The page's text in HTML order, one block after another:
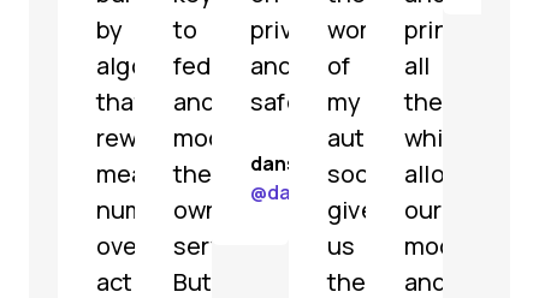
by
algorithms
that
reward
meaningless
numbers
over
actual
to
federate
and
moderate
their
own
servers.
But
privacy
and
safety.
dansup
@dansup@mastodon.social
work
of
my
authority.
social.bund.de
gives
us
the
principles,
all
the
while
allowing
our
moderators
and